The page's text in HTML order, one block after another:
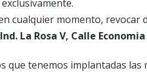
cualquier momento, revocar
La Rosa V, Calle
que tenemos implantadas las